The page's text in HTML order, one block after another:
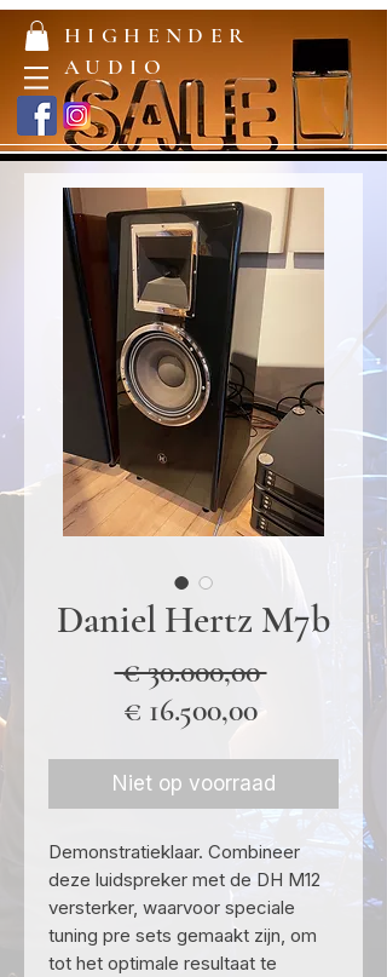
HIGHENDER
AUDIO
Daniel Hertz M7b
€ 30.000,00 Normale
€ 16.500,00
Niet op voorraad
Demonstratieklaar. Combineer
deze luidspreker met de DH M12
versterker, waarvoor speciale
tuning pre sets gemaakt zijn, om
tot het optimale resultaat te